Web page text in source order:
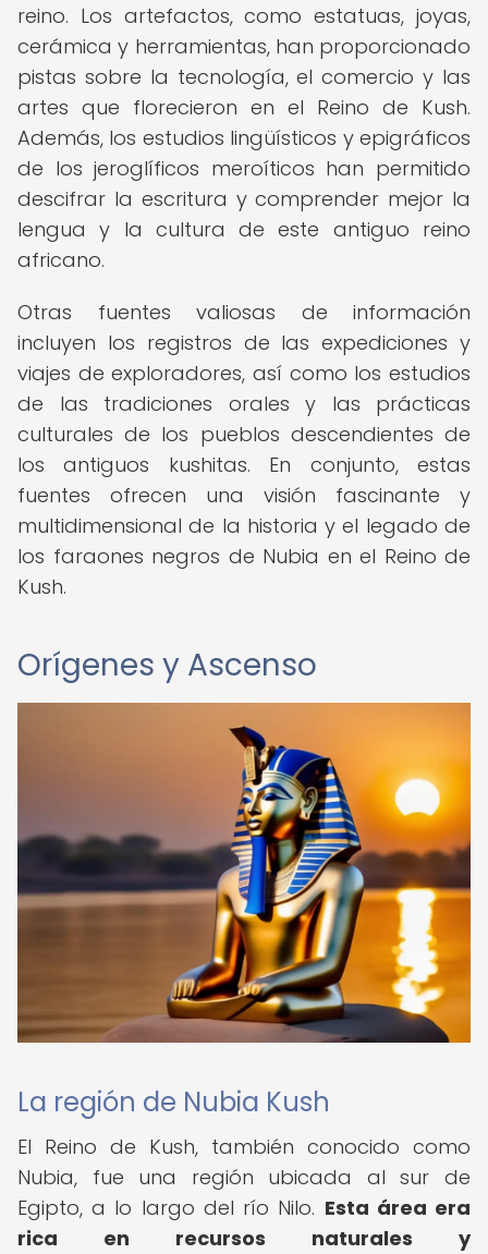
reino. Los artefactos, como estatuas, joyas,
cerámica y herramientas, han proporcionado
pistas sobre la tecnología, el comercio y las
artes que florecieron en el Reino de Kush.
Además, los estudios lingüísticos y epigráficos
de los jeroglíficos meroíticos han permitido
descifrar la escritura y comprender mejor la
lengua y la cultura de este antiguo reino
africano.
Otras fuentes valiosas de información
incluyen los registros de las expediciones y
viajes de exploradores, así como los estudios
de las tradiciones orales y las prácticas
culturales de los pueblos descendientes de
los antiguos kushitas. En conjunto, estas
fuentes ofrecen una visión fascinante y
multidimensional de la historia y el legado de
los faraones negros de Nubia en el Reino de
Kush.
Orígenes y Ascenso
La región de Nubia Kush
El Reino de Kush, también conocido como
Nubia, fue una región ubicada al sur de
Egipto, a lo largo del río Nilo. Esta área era
rica en recursos naturales y